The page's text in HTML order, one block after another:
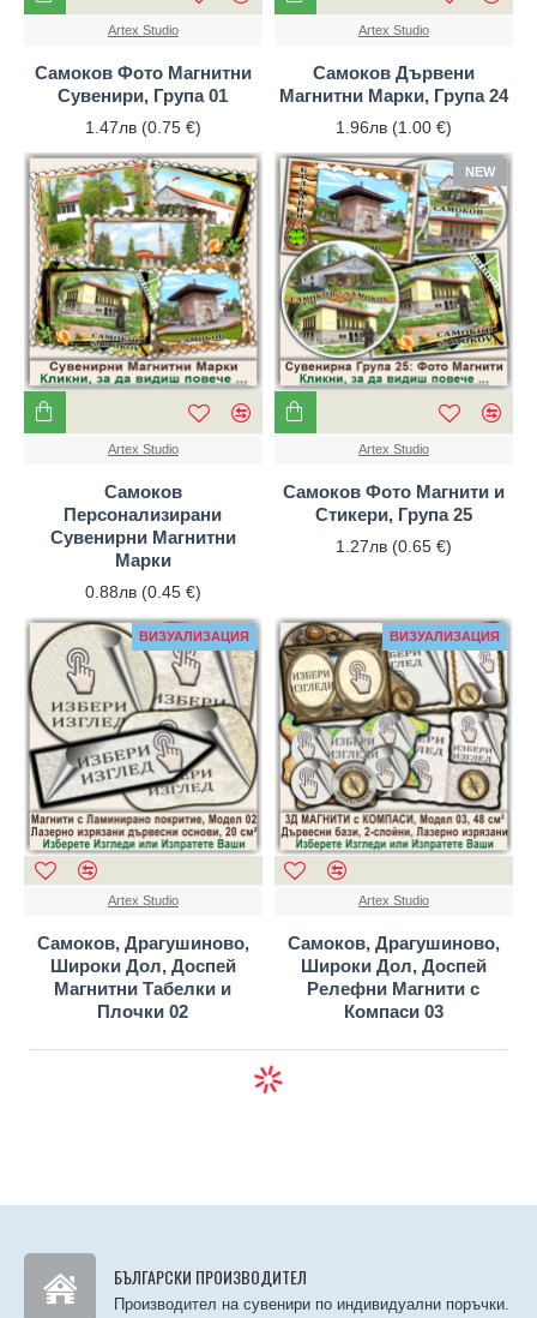
Artex Studio
Самоков Фото Магнитни
Сувенири, Група 01
1.47лв (0.75 €)
Artex Studio
Самоков Дървени
Магнитни Марки, Група 24
1.96лв (1.00 €)
Artex Studio
Самоков
Персонализирани
Сувенирни Магнитни
Марки
0.88лв (0.45 €)
NEW
Artex Studio
Самоков Фото Магнити и
Стикери, Група 25
1.27лв (0.65 €)
ВИЗУАЛИЗАЦИЯ
Artex Studio
Самоков, Драгушиново,
Широки Дол, Доспей
Магнитни Табелки и
Плочки 02
ВИЗУАЛИЗАЦИЯ
Artex Studio
Самоков, Драгушиново,
Широки Дол, Доспей
Релефни Магнити с
Компаси 03
БЪЛГАРСКИ ПРОИЗВОДИТЕЛ
Производител на сувенири по индивидуални поръчки.